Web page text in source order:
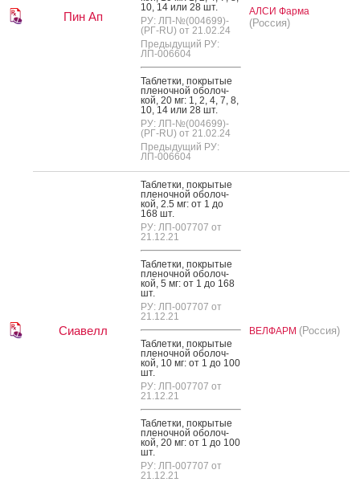
Пин Ап
10, 14 или 28 шт.
РУ: ЛП-№(004699)-
(РГ-RU) от 21.02.24
Предыдущий РУ:
ЛП-006604
Таб­летки, пок­ры­тые
пле­ноч­ной обо­лоч­
кой, 20 мг: 1, 2, 4, 7, 8,
10, 14 или 28 шт.
РУ: ЛП-№(004699)-
(РГ-RU) от 21.02.24
Предыдущий РУ:
ЛП-006604
АЛСИ Фарма
(Россия)
Сиавелл
Таб­летки, пок­ры­тые
пле­ноч­ной обо­лоч­
кой, 2.5 мг: от 1 до
168 шт.
РУ: ЛП-007707 от
21.12.21
Таб­летки, пок­ры­тые
пле­ноч­ной обо­лоч­
кой, 5 мг: от 1 до 168
шт.
РУ: ЛП-007707 от
21.12.21
Таб­летки, пок­ры­тые
пле­ноч­ной обо­лоч­
кой, 10 мг: от 1 до 100
шт.
РУ: ЛП-007707 от
21.12.21
Таб­летки, пок­ры­тые
пле­ноч­ной обо­лоч­
кой, 20 мг: от 1 до 100
шт.
РУ: ЛП-007707 от
21.12.21
ВЕЛФАРМ (Россия)